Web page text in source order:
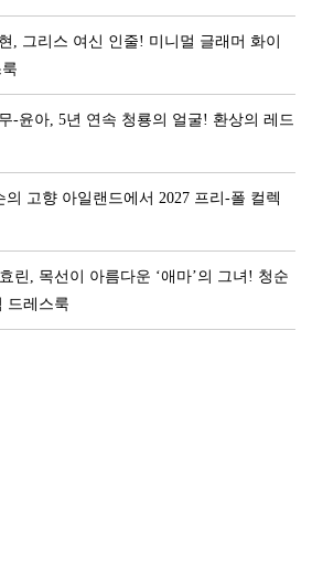
, 그리스 여신 인줄! 미니멀 글래머 화이
-윤아, 5년 연속 청룡의 얼굴! 환상의 레드
고향 아일랜드에서 2027 프리-폴 컬렉
린, 목선이 아름다운 ‘애마’의 그녀! 청순
드레스룩